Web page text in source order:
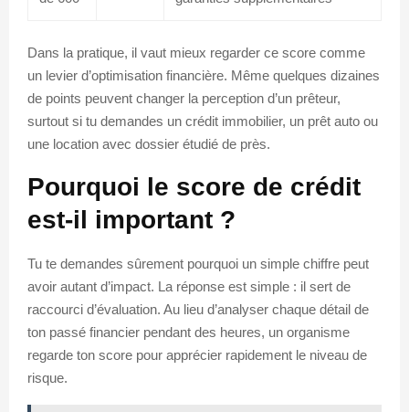
Dans la pratique, il vaut mieux regarder ce score comme
un levier d’optimisation financière. Même quelques dizaines
de points peuvent changer la perception d’un prêteur,
surtout si tu demandes un crédit immobilier, un prêt auto ou
une location avec dossier étudié de près.
Pourquoi le score de crédit
est-il important ?
Tu te demandes sûrement pourquoi un simple chiffre peut
avoir autant d’impact. La réponse est simple : il sert de
raccourci d’évaluation. Au lieu d’analyser chaque détail de
ton passé financier pendant des heures, un organisme
regarde ton score pour apprécier rapidement le niveau de
risque.